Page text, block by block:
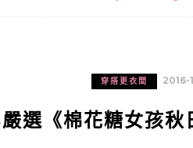
穿搭更衣間 2016-
選《棉花糖女孩秋